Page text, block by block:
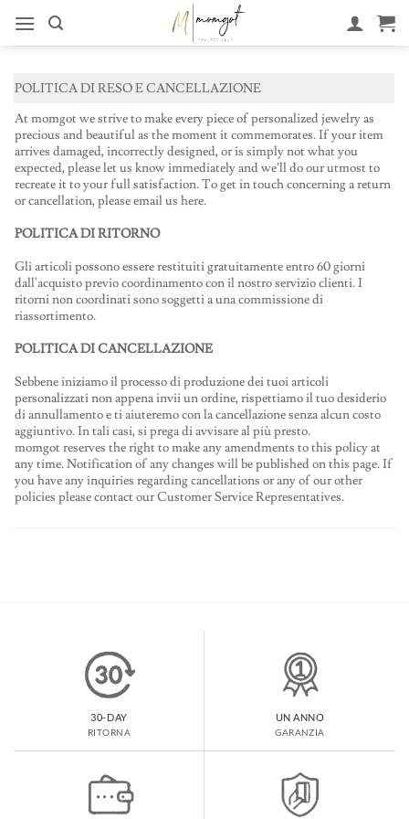
POLITICA DI RESO E CANCELLAZIONE
At momgot we strive to make every piece of personalized jewelry as
precious and beautiful as the moment it commemorates. If your item
arrives damaged, incorrectly designed, or is simply not what you
expected, please let us know immediately and we’ll do our utmost to
recreate it to your full satisfaction. To get in touch concerning a return
or cancellation, please email us here.
POLITICA DI RITORNO
Gli articoli possono essere restituiti gratuitamente entro 60 giorni
dall'acquisto previo coordinamento con il nostro servizio clienti. I
ritorni non coordinati sono soggetti a una commissione di
riassortimento.
POLITICA DI CANCELLAZIONE
Sebbene iniziamo il processo di produzione dei tuoi articoli
personalizzati non appena invii un ordine, rispettiamo il tuo desiderio
di annullamento e ti aiuteremo con la cancellazione senza alcun costo
aggiuntivo. In tali casi, si prega di avvisare al più presto.
momgot reserves the right to make any amendments to this policy at
any time. Notification of any changes will be published on this page. If
you have any inquiries regarding cancellations or any of our other
policies please contact our Customer Service Representatives.
30-DAY
RITORNA
UN ANNO
GARANZIA